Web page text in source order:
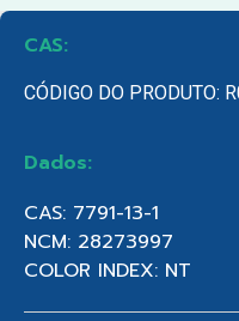
CAS:
CÓDIGO DO PRODUTO:
Dados:
CAS: 7791-13-1
NCM: 28273997
COLOR INDEX: NT